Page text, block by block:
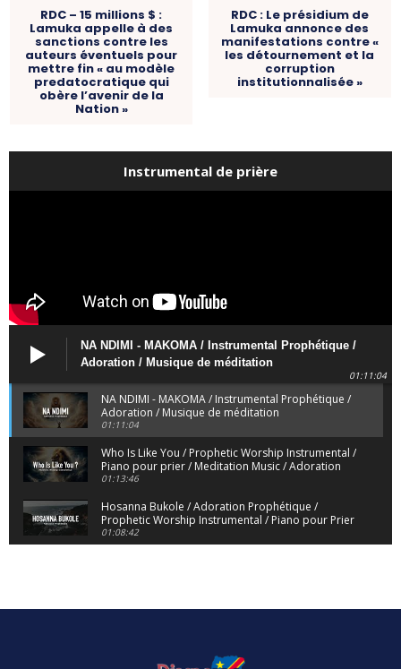
RDC – 15 millions $ :
Lamuka appelle à des
sanctions contre les
auteurs éventuels pour
mettre fin « au modèle
predatocratique qui
obère l’avenir de la
Nation »
RDC : Le présidium de
Lamuka annonce des
manifestations contre «
les détournement et la
corruption
institutionnalisée »
Instrumental de prière
NA NDIMI - MAKOMA / Instrumental Prophétique /
Adoration / Musique de méditation
01:11:04
NA NDIMI - MAKOMA / Instrumental Prophétique /
Adoration / Musique de méditation
01:11:04
Who Is Like You / Prophetic Worship Instrumental /
Piano pour prier / Meditation Music / Adoration
01:13:46
Hosanna Bukole / Adoration Prophétique /
Prophetic Worship Instrumental / Piano pour Prier
01:08:42
Dieu de Secours - God of Rescue / Adoration